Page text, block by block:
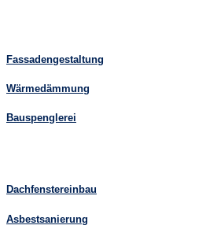
Fassadengestaltung
Wärmedämmung
Bauspenglerei
Dachfenstereinbau
Asbestsanierung